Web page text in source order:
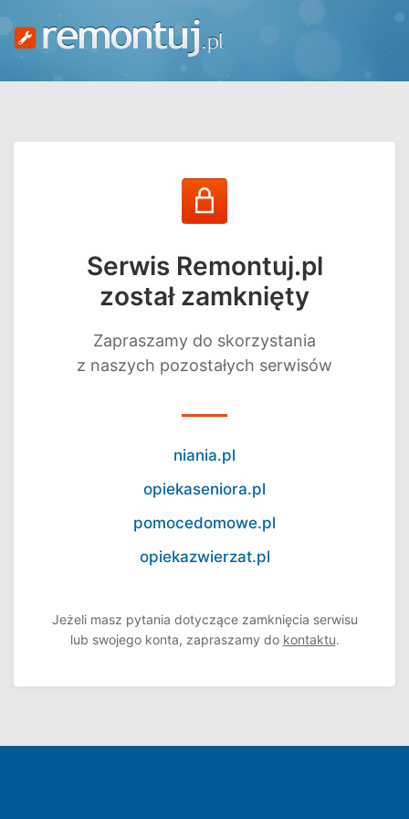
Serwis Remontuj.pl
został zamknięty
Zapraszamy do skorzystania
z naszych pozostałych serwisów
niania.pl
opiekaseniora.pl
pomocedomowe.pl
opiekazwierzat.pl
Jeżeli masz pytania dotyczące zamknięcia serwisu
lub swojego konta, zapraszamy do kontaktu.